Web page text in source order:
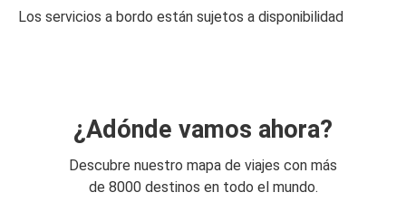
Los servicios a bordo están sujetos a disponibilidad
¿Adónde vamos ahora?
Descubre nuestro mapa de viajes con más
de 8000 destinos en todo el mundo.